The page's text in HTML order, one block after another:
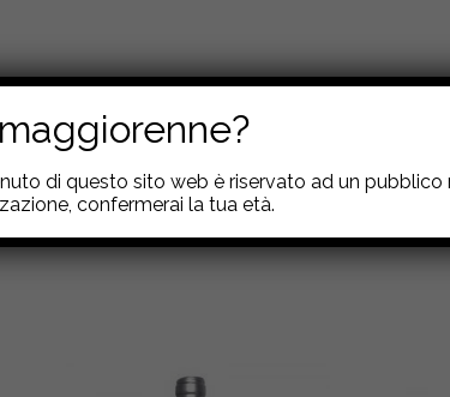
bella freschezza in bocca,sprigiona profumi di
di questo sito web è riservato ad un
confermerai la tua età.